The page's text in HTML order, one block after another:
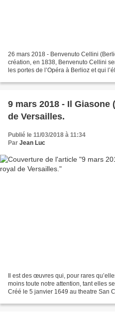
26 mars 2018 - Benvenuto Cellini
création, en 1838, Benvenuto Cellini
les portes de l’Opéra à Berlioz et qui
9 mars 2018 - Il Giasone
de Versailles.
Publié le 11/03/2018 à 11:34
Par Jean Luc
Il est des œuvres qui, pour rares
moins toute notre attention, tant elles
Créé le 5 janvier 1649 au theatre San